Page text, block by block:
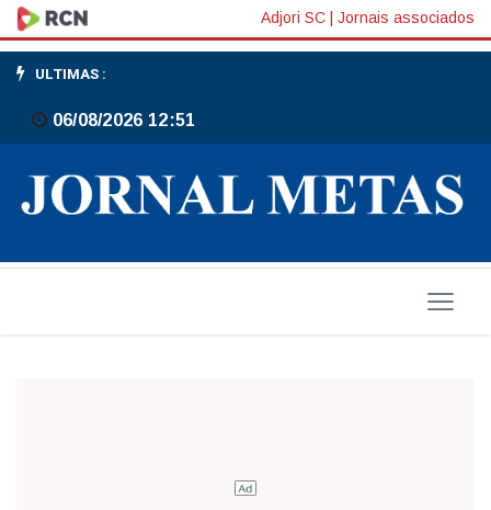
Tudo
azul
Adjori SC Jornais associados
ULTIMAS :
06/08/2026 12:51